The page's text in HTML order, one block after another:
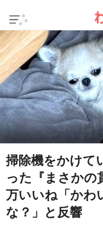
掃除機をかけて
った『まさかの
万いいね「かわ
な？」と反響